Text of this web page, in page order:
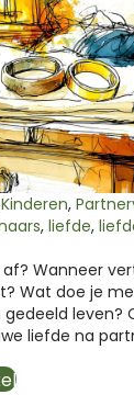
Kinderen,
, liefde,
Wanneer
Wat doe je
leven?
liefde na